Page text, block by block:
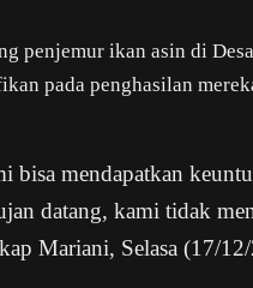
penjemur ikan asin di
pada penghasilan
bisa mendapatkan
datang, kami tidak
Mariani, Selasa (17/